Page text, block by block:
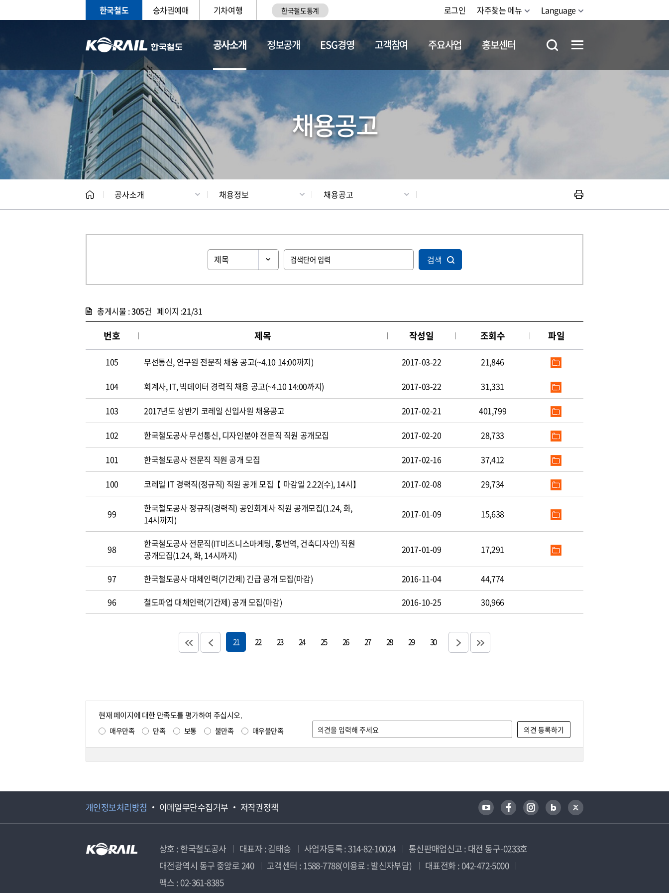
한국철도 승차권예매 기차여행 한국철도통계 로그인 자주찾는 메뉴 Language
공사소개
CEO 일반현황 채용정보
정보공개 ESG경영 고객참여 주요사업 홍보센터
채용공고
공사소개 채용정보 채용공고
검색
총게시물 :305건 페이지 :21/31
번호 제목 작성일 조회수 파일
105 무선통신, 연구원 전문직 채용 공고(~4.10 14:00까지) 2017-03-22 21,846
104 회계사, IT, 빅데이터 경력직 채용 공고(~4.10 14:00까지) 2017-03-22 31,331
103 2017년도 상반기 코레일 신입사원 채용공고 2017-02-21 401,799
102 한국철도공사 무선통신, 디자인분야 전문직 직원 공개모집 2017-02-20 28,733
101 한국철도공사 전문직 직원 공개 모집 2017-02-16 37,412
100 코레일 IT 경력직(정규직) 직원 공개 모집【 마감일 2.22(수), 14시】 2017-02-08 29,734
99
한국철도공사 정규직(경력직) 공인회계사 직원 공개모집(1.24, 화,
14시까지)
2017-01-09 15,638
98
한국철도공사 전문직(IT비즈니스마케팅, 통번역, 건축디자인) 직원
공개모집(1.24, 화, 14시까지)
2017-01-09 17,291
97 한국철도공사 대체인력(기간제) 긴급 공개 모집(마감) 2016-11-04
44,774
96
철도파업 대체인력(기간제) 공개 모집(마감) 2016-10-25 30,966
21 22 23 24 25 26 27 28 29 30
현재 페이지에 대한 만족도를 평가하여 주십시오.
매우만족 만족 보통 불만족 매우불만족
개인정보처리방침 이메일무단수집거부 저작권정책
상호 : 한국철도공사 대표자 : 김태승 사업자등록 : 314-82-10024
통신판매업신고 : 대전 동구-0233호
대전광역시 동구 중앙로 240
고객센터 : 1588-7788(이용료 : 발신자부담)
대표전화 : 042-472-5000
팩스 : 02-361-8385